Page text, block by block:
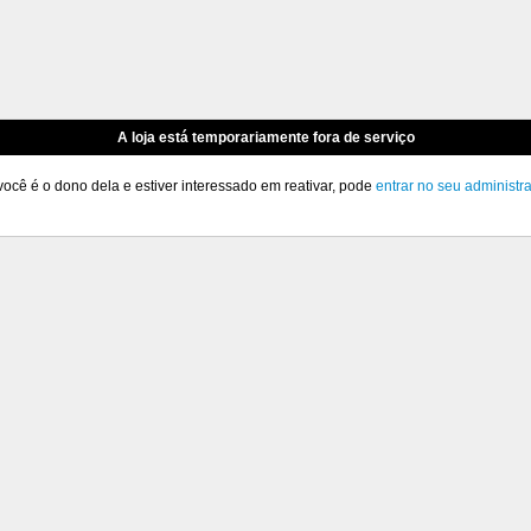
A loja está temporariamente fora de serviço
é o dono dela e estiver interessado em reativar, pode entrar no seu